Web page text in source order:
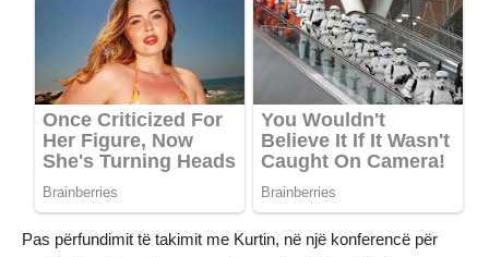
Pas përfundimit të takimit me Kurtin, në një konferencë për